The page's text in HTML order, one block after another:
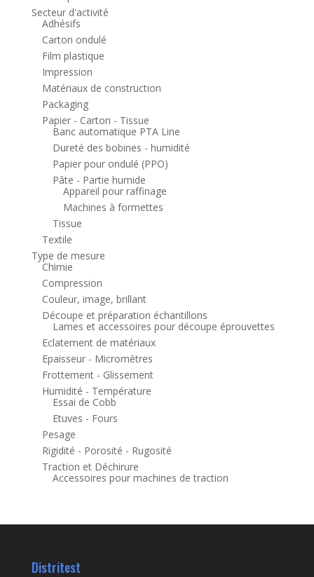
Secteur d'activité
Adhésifs
Carton ondulé
Film plastique
Impression
Matériaux de construction
Packaging
Papier - Carton - Tissue
Banc automatique PTA Line
Dureté des bobines - humidité
Papier pour ondulé (PPO)
Pâte - Partie humide
Appareil pour raffinage
Machines à formettes
Tissue
Textile
Type de mesure
Chimie
Compression
Couleur, image, brillant
Découpe et préparation échantillons
Lames et accessoires pour découpe éprouvettes
Eclatement de matériaux
Epaisseur - Micromètres
Frottement - Glissement
Humidité - Température
Essai de Cobb
Etuves - Fours
Pesage
Rigidité - Porosité - Rugosité
Traction et Déchirure
Accessoires pour machines de traction
Distritest